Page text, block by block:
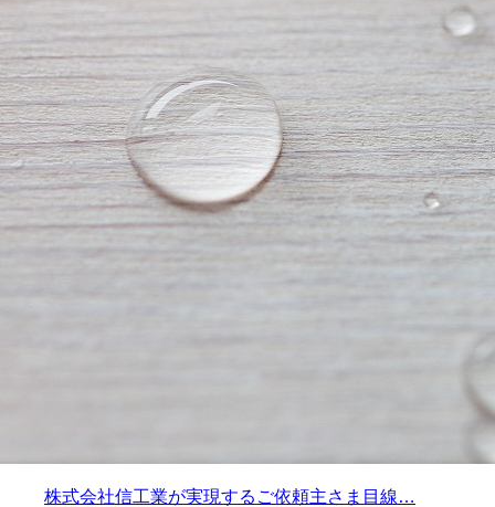
株式会社信工業が実現するご依頼主さま目線…